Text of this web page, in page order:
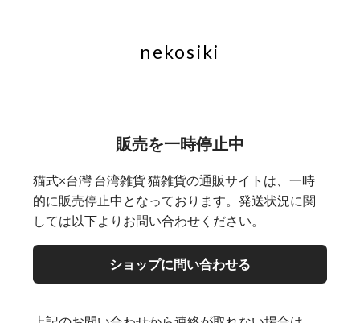
nekosiki
販売を一時停止中
猫式×台灣 台湾雑貨 猫雑貨の通販サイトは、一時
的に販売停止中となっております。発送状況に関
しては以下よりお問い合わせください。
ショップに問い合わせる